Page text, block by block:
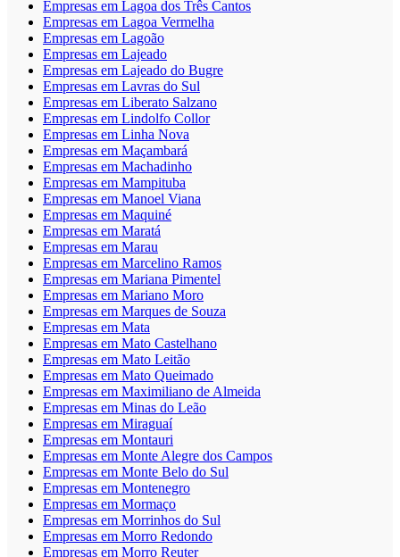
Empresas em Lagoa dos Três Cantos
Empresas em Lagoa Vermelha
Empresas em Lagoão
Empresas em Lajeado
Empresas em Lajeado do Bugre
Empresas em Lavras do Sul
Empresas em Liberato Salzano
Empresas em Lindolfo Collor
Empresas em Linha Nova
Empresas em Maçambará
Empresas em Machadinho
Empresas em Mampituba
Empresas em Manoel Viana
Empresas em Maquiné
Empresas em Maratá
Empresas em Marau
Empresas em Marcelino Ramos
Empresas em Mariana Pimentel
Empresas em Mariano Moro
Empresas em Marques de Souza
Empresas em Mata
Empresas em Mato Castelhano
Empresas em Mato Leitão
Empresas em Mato Queimado
Empresas em Maximiliano de Almeida
Empresas em Minas do Leão
Empresas em Miraguaí
Empresas em Montauri
Empresas em Monte Alegre dos Campos
Empresas em Monte Belo do Sul
Empresas em Montenegro
Empresas em Mormaço
Empresas em Morrinhos do Sul
Empresas em Morro Redondo
Empresas em Morro Reuter